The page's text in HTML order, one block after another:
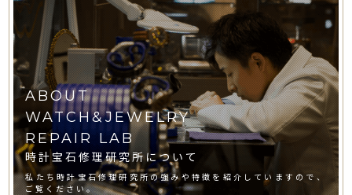
ABOUT
WATCH&JEWELRY
REPAIR LAB
時計宝石修理研究所について
私たち時計宝石修理研究所の強みや特徴を紹介していますので、
ご覧ください。